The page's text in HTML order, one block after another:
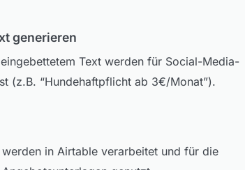
generieren
Text werden für Social-Media-
(z.B. “Hundehaftpflicht ab 3€/Monat”).
werden in Airtable verarbeitet und für die